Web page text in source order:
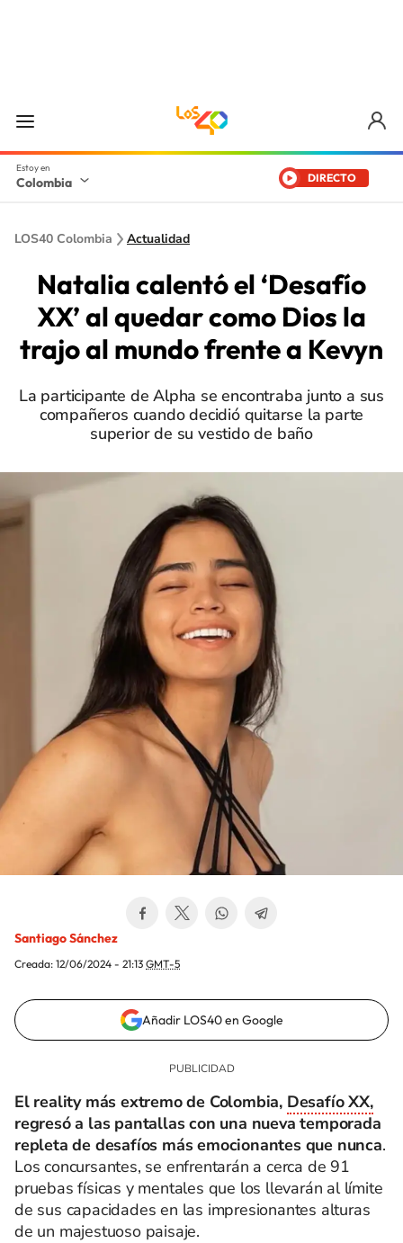
Colombia DIRECTO
LOS40 Colombia Actualidad
Natalia calentó el ‘Desafío
XX’ al quedar como Dios la
trajo al mundo frente a Kevyn
La participante de Alpha se encontraba junto a sus
compañeros cuando decidió quitarse la parte
superior de su vestido de baño
Santiago Sánchez
Creada: 12/06/2024 - 21:13 GMT-5
Añadir LOS40 en Google
El reality más extremo de Colombia, Desafío XX,
regresó a las pantallas con una nueva temporada
repleta de desafíos más emocionantes que nunca.
Los concursantes, se enfrentarán a cerca de 91
pruebas físicas y mentales que los llevarán al límite
de sus capacidades en las impresionantes alturas
de un majestuoso paisaje.